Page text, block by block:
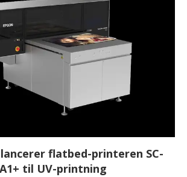
lancerer flatbed-printeren SC-
til UV-printning